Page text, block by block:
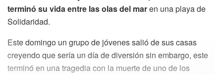
terminó su vida entre las olas del maren una playa de
Solidaridad.
Este domingo un grupo de jóvenes salió de sus casas
creyendo que sería un día de diversión sin embargo, este
terminó en una tragedia con la muerte de uno de los